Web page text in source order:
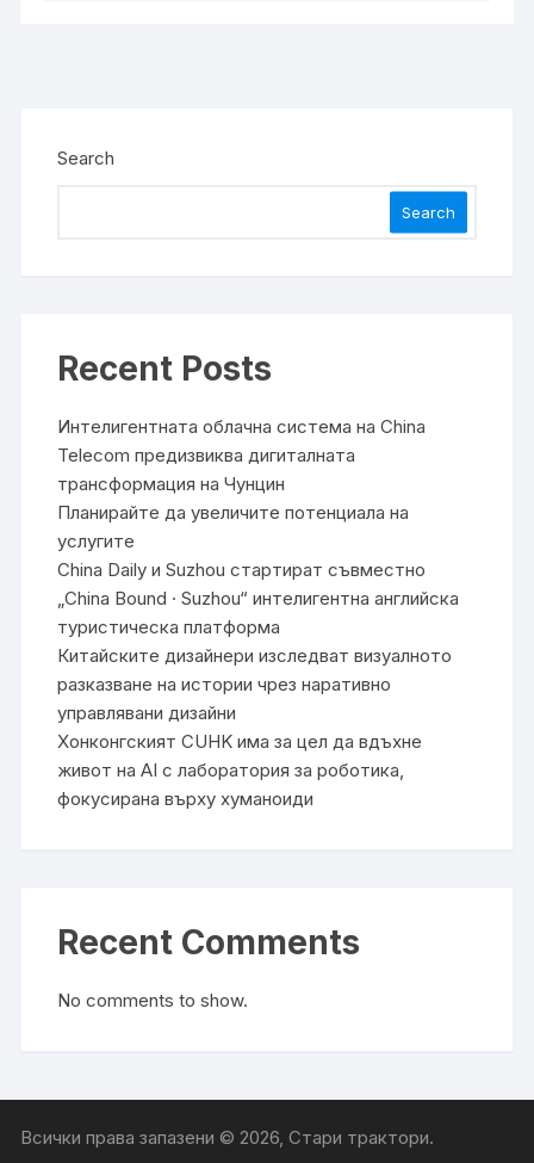
Search
Search
Recent Posts
Интелигентната облачна система на China
Telecom предизвиква дигиталната
трансформация на Чунцин
Планирайте да увеличите потенциала на
услугите
China Daily и Suzhou стартират съвместно
„China Bound · Suzhou“ интелигентна английска
туристическа платформа
Китайските дизайнери изследват визуалното
разказване на истории чрез наративно
управлявани дизайни
Хонконгският CUHK има за цел да вдъхне
живот на AI с лаборатория за роботика,
фокусирана върху хуманоиди
Recent Comments
No comments to show.
Всички права запазени © 2026, Стари трактори.